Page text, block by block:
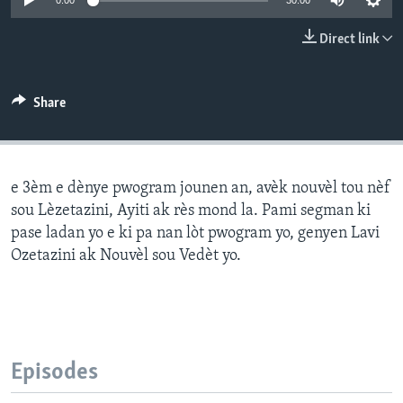
Direct link
Share
e 3èm e dènye pwogram jounen an, avèk nouvèl tou nèf
sou Lèzetazini, Ayiti ak rès mond la. Pami segman ki
pase ladan yo e ki pa nan lòt pwogram yo, genyen Lavi
Ozetazini ak Nouvèl sou Vedèt yo.
Episodes